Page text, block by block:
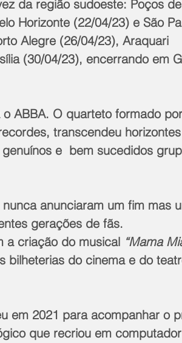
da região sudoeste: Poços
Horizonte (22/04/23) e São
Alegre (26/04/23), Araquari
(30/04/23), encerrando em
ABBA. O quarteto formado
transcendeu
e  bem sucedidos
anunciaram um fim mas
gerações de fãs.
a criação do musical “Mama
bilheterias do cinema e do
em 2021 para acompanhar o
que recriou em